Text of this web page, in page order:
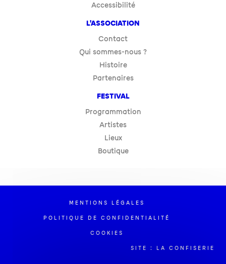
Accessibilité
L'ASSOCIATION
Contact
Qui sommes-nous ?
Histoire
Partenaires
FESTIVAL
Programmation
Artistes
Lieux
Boutique
MENTIONS LÉGALES
POLITIQUE DE CONFIDENTIALITÉ
COOKIES
SITE : LA CONFISERIE